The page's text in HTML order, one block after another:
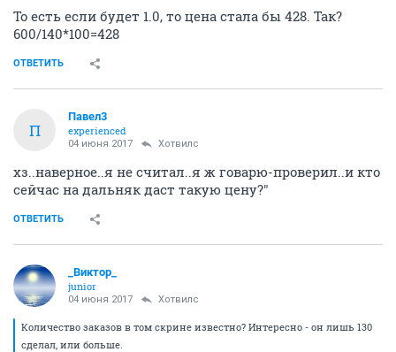
То есть если будет 1.0, то цена стала бы 428. Так?
600/140*100=428
ОТВЕТИТЬ
П
Павел3
experienced
04 июня 2017 Хотвилс
хз..наверное..я не считал..я ж говарю-проверил..и кто
сейчас на дальняк даст такую цену?"
ОТВЕТИТЬ
_Виктор_
juniоr
04 июня 2017 Хотвилс
Количество заказов в том скрине известно? Интересно - он лишь 130
сделал, или больше.